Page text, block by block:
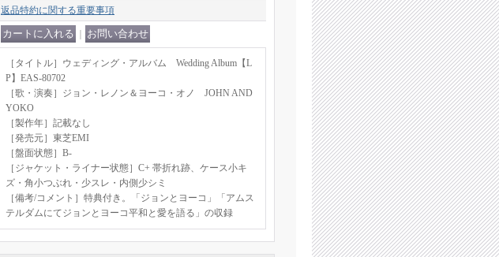
返品特約に関する重要事項
［タイトル］ウェディング・アルバム Wedding Album【L
P】EAS-80702
［歌・演奏］ジョン・レノン＆ヨーコ・オノ JOHN AND
YOKO
［製作年］記載なし
［発売元］東芝EMI
［盤面状態］B-
［ジャケット・ライナー状態］C+ 帯折れ跡、ケース小キ
ズ・角小つぶれ・少スレ・内側少シミ
［備考/コメント］特典付き。「ジョンとヨーコ」「アムス
テルダムにてジョンとヨーコ平和と愛を語る」の収録